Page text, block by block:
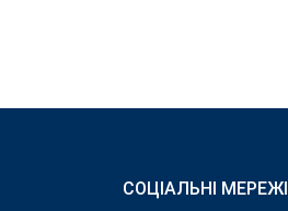
СОЦІАЛЬНІ МЕРЕЖІ